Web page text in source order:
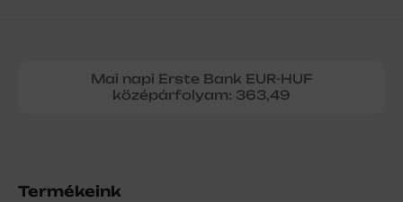
Mai napi Erste Bank EUR-HUF
középárfolyam: 363,49
Termékeink